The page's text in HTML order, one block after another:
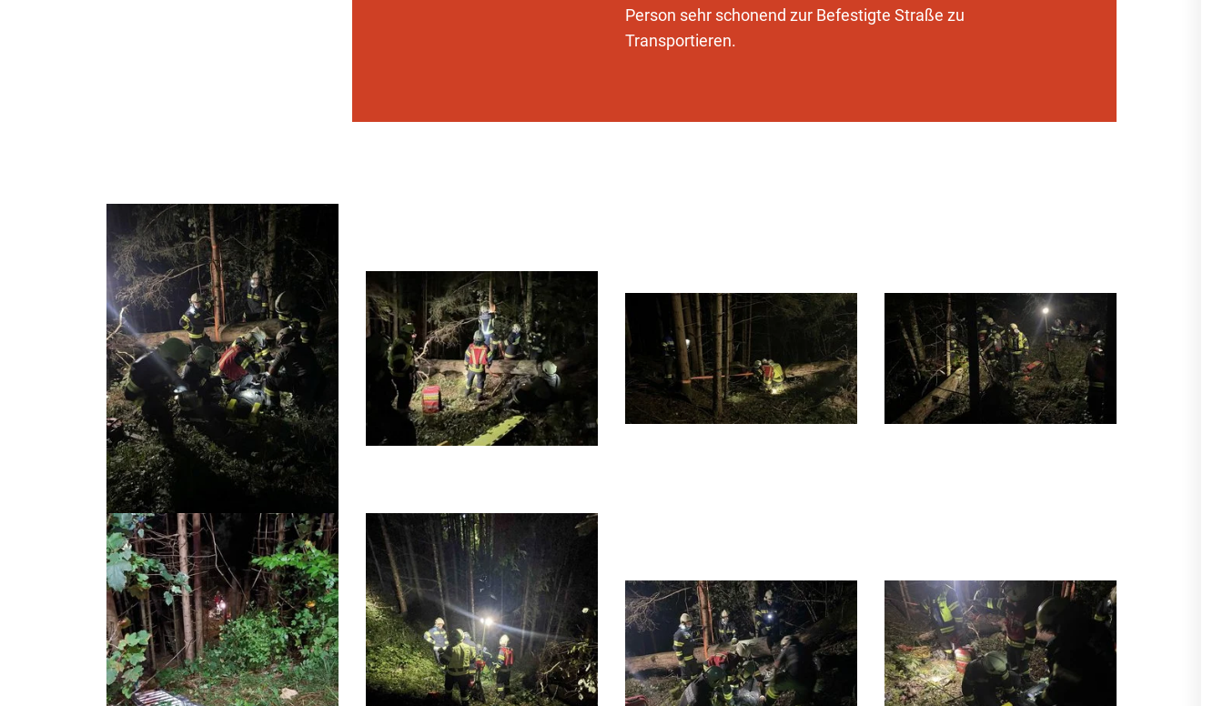
Person sehr schonend zur Befestigte Straße zu
Transportieren.